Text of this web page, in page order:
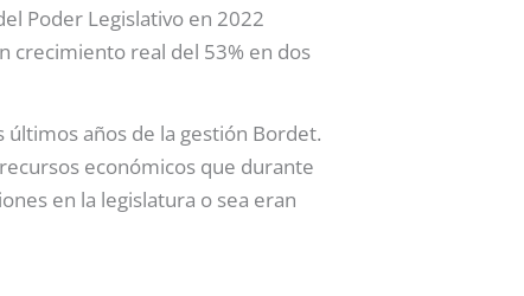
Poder Legislativo en 2022
crecimiento real del 53% en dos
últimos años de la gestión Bordet.
económicos que durante
en la legislatura o sea eran